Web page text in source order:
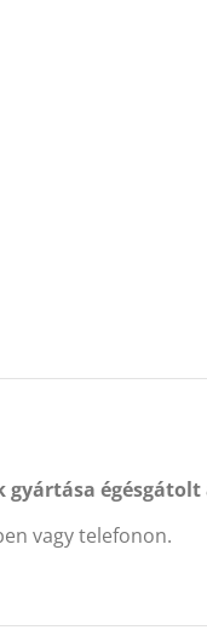
égésgátolt
vagy telefonon.